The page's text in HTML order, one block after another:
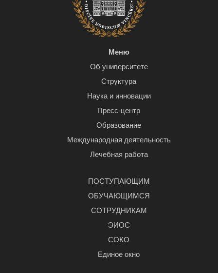
Меню
Об университете
Структура
Наука и инновации
Пресс-центр
Образование
Международная деятельность
Лечебная работа
ПОСТУПАЮЩИМ
ОБУЧАЮЩИМСЯ
СОТРУДНИКАМ
ЭИОС
СОКО
Единое окно